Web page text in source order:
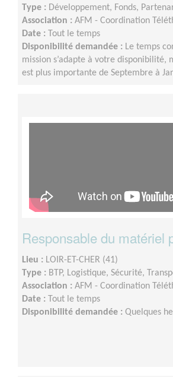
Type : Développement, Fonds,
Association : AFM - Coordination
Date :
Tout le temps
Disponibilité demandée : Le temps
mission s’adapte à votre disponibilité,
est plus importante de Septembre à
Responsable du matériel
Lieu : LOIR-ET-CHER (41)
Type : BTP, Logistique, Sécurité,
Association : AFM - Coordination
Date :
Tout le temps
Disponibilité demandée : Quelques